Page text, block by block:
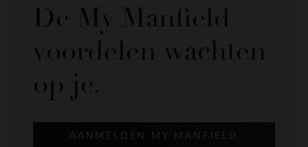
De My Manfield
voordelen wachten
op je.
AANMELDEN MY MANFIELD